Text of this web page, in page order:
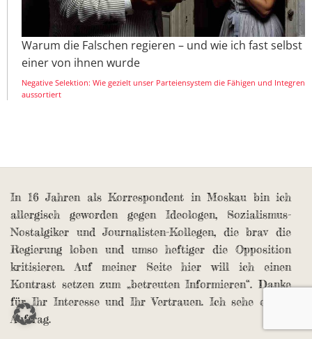
Warum die Falschen regieren – und wie ich fast selbst
einer von ihnen wurde
Negative Selektion: Wie gezielt unser Parteiensystem die Fähigen und Integren
aussortiert
In 16 Jahren als Korrespondent in Moskau bin ich
allergisch geworden gegen Ideologen, Sozialismus-
Nostalgiker und Journalisten-Kollegen, die brav die
Regierung loben und umso heftiger die Opposition
kritisieren. Auf meiner Seite hier will ich einen
Kontrast setzen zum „betreuten Informieren“. Danke
für Ihr Interesse und Ihr Vertrauen. Ich sehe es als
Auftrag.